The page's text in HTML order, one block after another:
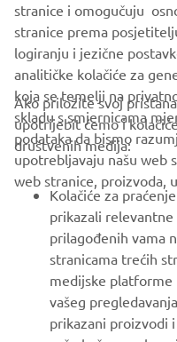
CORPORATE
FOR BUSINESS
MORE YAMAHA
SUPPORT
Budite prvi koji će saznati o
događajima, novim
Flip to landscape
For optimal
landscape mode
stranice i omogučuju
stranice prema
logiranju i jezične
analitičke kolačiće za
koja se temelji na
skladu s smjernicama
podataka da bismo
upotrebljavaju našu web
web stranice, proizvoda,
Ako priložite svoj
upotrijebit ćemo i
društvenih medija:
Kolačiće za
prikazali relevantne
prilagođenih vama
stranicama trećih
medijske platforme
vašeg
prikazani proizvodi